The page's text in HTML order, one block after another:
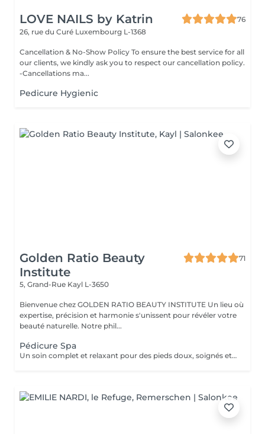
LOVE NAILS by Katrin
76
26, rue du Curé Luxembourg L-1368
Cancellation & No-Show Policy To ensure the best service for all
our clients, we kindly ask you to respect our cancellation policy.
-Cancellations ma...
Pedicure Hygienic
Golden Ratio Beauty
Institute
71
5, Grand-Rue Kayl L-3650
Bienvenue chez GOLDEN RATIO BEAUTY INSTITUTE Un lieu où
expertise, précision et harmonie s'unissent pour révéler votre
beauté naturelle. Notre phil...
Pédicure Spa
Un soin complet et relaxant pour des pieds doux, soignés et légers. La pédicure Spa allie beauté et bien-être grâce à un protocole en plusieurs étapes : Inclus : bain de pieds, soin des ongles et cuticules, gommage, ponçage des talons, masque nourrissant, massage hydratant. Résultat : des pieds parfaitement nets, régénérés et visiblement rafraîchis. Durée : environ 60 minutes. Un moment de détente profonde et de soin intense, pour des pieds sublimés.